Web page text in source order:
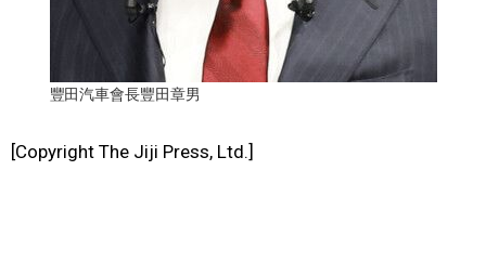
娛樂
教育
豐田汽車會長豐田章男
[Copyright The Jiji Press, Ltd.]